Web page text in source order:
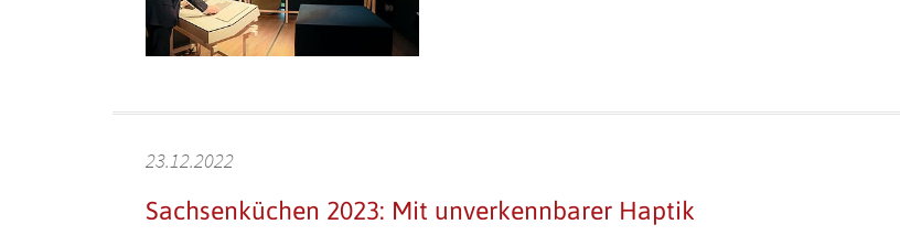
23.12.2022
Sachsenküchen 2023: Mit unverkennbarer Haptik